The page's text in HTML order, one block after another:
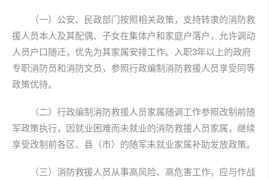
（一）公安、民政部门按照相关政策，支持转隶的消防救
援人员本人及其配偶、子女在集体户和家庭户落户，允许调动
人员户口随迁，优先为其家属安排工作。入职3年以上的政府
专职消防员和消防文员，参照行政编制消防救援人员享受同等
政策优待。
（二）行政编制消防救援人员家属随调工作参照改制前随
军政策执行，因就业困难而未就业的消防救援人员家属，继续
享受改制前各区、县（市）的随军未就业家属补助发放政策。
（三）消防救援人员从事高风险、高危害工作，应与作战